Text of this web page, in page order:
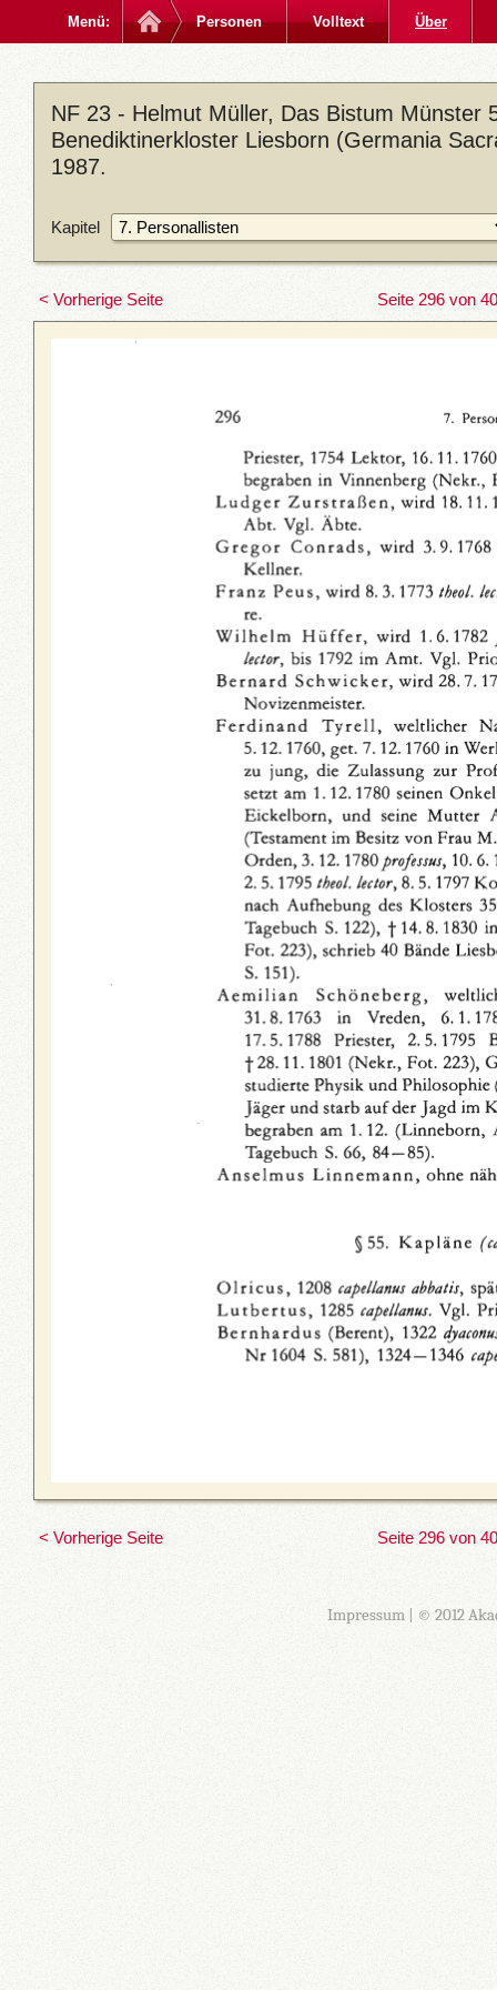
Menü: Personen Volltext Über
NF 23 - Helmut Müller, Das Bistum Münster
Benediktinerkloster Liesborn (Germania
1987.
Kapitel
< Vorherige Seite Seite 296 von
< Vorherige Seite Seite 296 von
Impressum| © 2012